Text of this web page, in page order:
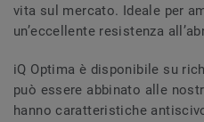
vita sul mercato. Ideale per
un’eccellente resistenza
iQ Optima è disponibile su
può essere abbinato alle
hanno caratteristiche